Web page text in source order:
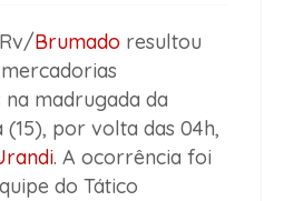
Brumado resultou
madrugada da
por volta das 04h,
. A ocorrência foi
do Tático